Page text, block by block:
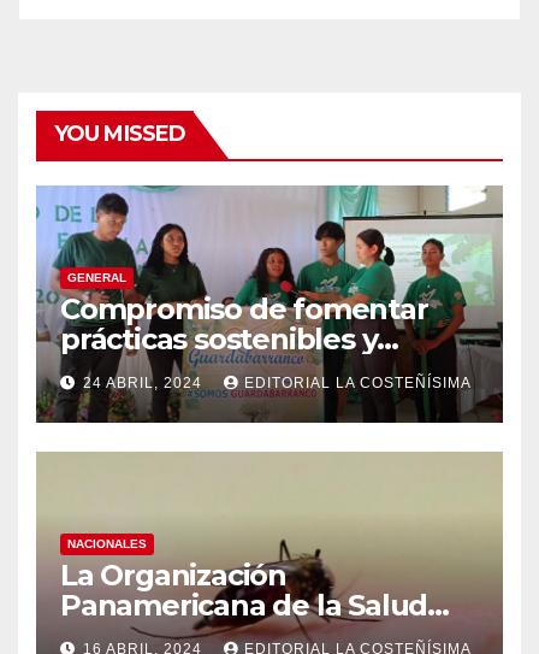
YOU MISSED
GENERAL
Compromiso de fomentar
prácticas sostenibles y
conciencia ecológica en las
instituciones educativas
24 ABRIL, 2024 EDITORIAL LA COSTEÑÍSIMA
NACIONALES
La Organización
Panamericana de la Salud
(OPS), recomienda reforzar
16 ABRIL, 2024 EDITORIAL LA COSTEÑÍSIMA